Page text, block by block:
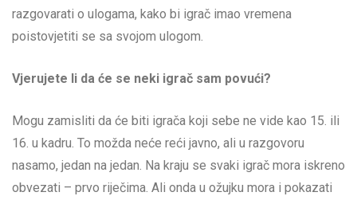
razgovarati o ulogama, kako bi igrač imao vremena
poistovjetiti se sa svojom ulogom.
Vjerujete li da će se neki igrač sam povući?
Mogu zamisliti da će biti igrača koji sebe ne vide kao 15. ili
16. u kadru. To možda neće reći javno, ali u razgovoru
nasamo, jedan na jedan. Na kraju se svaki igrač mora iskreno
obvezati – prvo riječima. Ali onda u ožujku mora i pokazati